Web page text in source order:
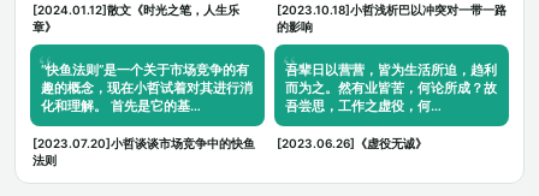
[2024.01.12]散文《时光之笔，人生乐
章》
[2023.10.18]小哲浅析巴以冲突对一带一路
的影响
“快鱼法则”是一个关于市场竞争的有
趣的概念，现在小哲试着对其进行消
化和理解。 首先是它的基…
[2023.07.20]小哲谈谈市场竞争中的快鱼
法则
吾辈日以营营，皆为生活所迫，趋利
而为之。然有业皆苦，何论所成？故
吾尝思，工作之虚役，何…
[2023.06.26]《虚役无诚》